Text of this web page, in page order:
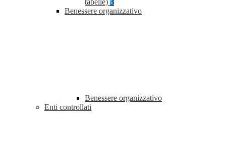
tabelle) 3
Benessere organizzativo
Benessere organizzativo
Enti controllati